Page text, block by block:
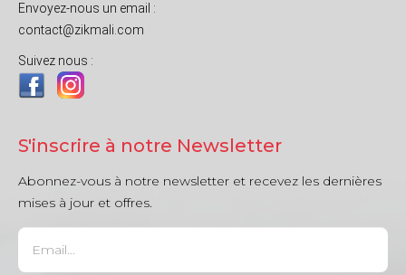
Envoyez-nous un email :
contact@zikmali.com
Suivez nous :
S'inscrire à notre Newsletter
Abonnez-vous à notre newsletter et recevez les dernières
mises à jour et offres.